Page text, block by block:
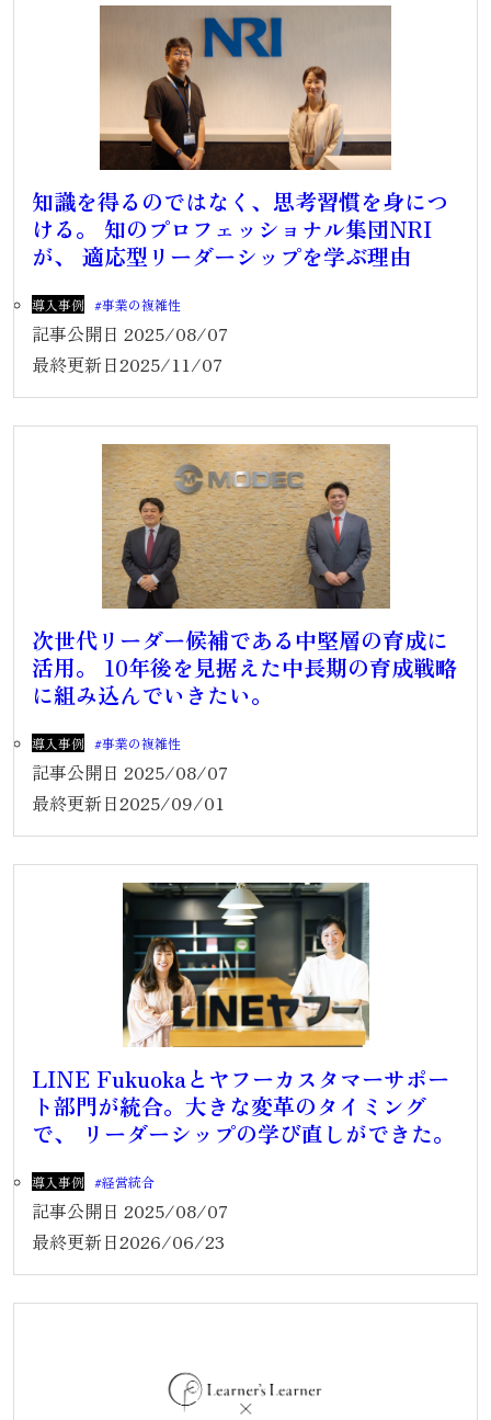
知識を得るのではなく、思考習慣を身につ
ける。 知のプロフェッショナル集団NRI
が、 適応型リーダーシップを学ぶ理由
導入事例 事業の複雑性
記事公開日 2025/08/07
最終更新日2025/11/07
次世代リーダー候補である中堅層の育成に
活用。 10年後を見据えた中長期の育成戦略
に組み込んでいきたい。
導入事例 事業の複雑性
記事公開日 2025/08/07
最終更新日2025/09/01
LINE Fukuokaとヤフーカスタマーサポー
ト部門が統合。大きな変革のタイミング
で、 リーダーシップの学び直しができた。
導入事例 経営統合
記事公開日 2025/08/07
最終更新日2026/06/23